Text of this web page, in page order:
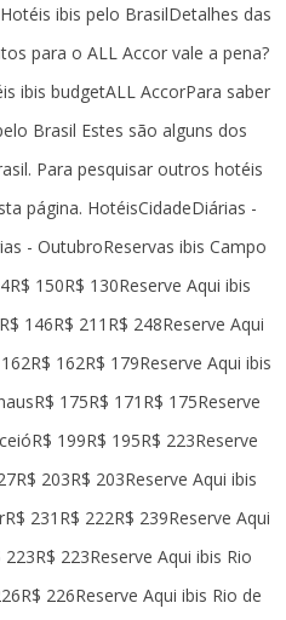
ibis pelo BrasilDetalhes das
para o ALL Accor vale a pena?
ibis budgetALL AccorPara saber
Brasil Estes são alguns dos
Para pesquisar outros hotéis
página. HotéisCidadeDiárias -
- OutubroReservas ibis Campo
150R$ 130Reserve Aqui ibis
146R$ 211R$ 248Reserve Aqui
162R$ 179Reserve Aqui ibis
175R$ 171R$ 175Reserve
199R$ 195R$ 223Reserve
203R$ 203Reserve Aqui ibis
231R$ 222R$ 239Reserve Aqui
223Reserve Aqui ibis Rio
226Reserve Aqui ibis Rio de